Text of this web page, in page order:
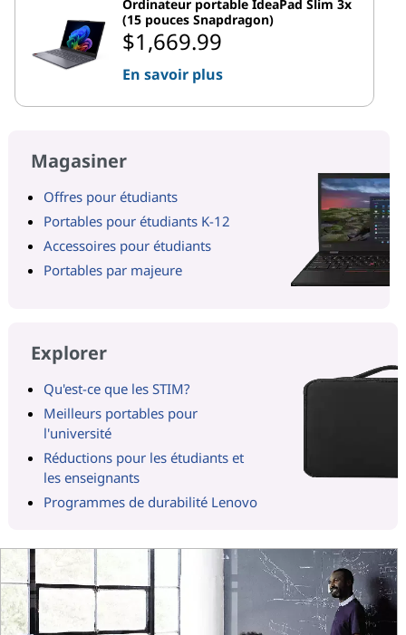
Ordinateur portable IdeaPad Slim 3x
(15 pouces Snapdragon)
$1,669.99
En savoir plus
Magasiner
Offres pour étudiants
Portables pour étudiants K-12
Accessoires pour étudiants
Portables par majeure
Explorer
Qu'est-ce que les STIM?
Meilleurs portables pour
l'université
Réductions pour les étudiants et
les enseignants
Programmes de durabilité Lenovo